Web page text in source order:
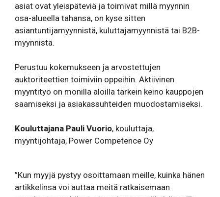
asiat ovat yleispäteviä ja toimivat millä myynnin
osa-alueella tahansa, on kyse sitten
asiantuntijamyynnistä, kuluttajamyynnistä tai B2B-
myynnistä.
Perustuu kokemukseen ja arvostettujen
auktoriteettien toimiviin oppeihin. Aktiivinen
myyntityö on monilla aloilla tärkein keino kauppojen
saamiseksi ja asiakassuhteiden muodostamiseksi.
Kouluttajana Pauli Vuorio, kouluttaja,
myyntijohtaja, Power Competence Oy
”Kun myyjä pystyy osoittamaan meille, kuinka hänen
artikkelinsa voi auttaa meitä ratkaisemaan